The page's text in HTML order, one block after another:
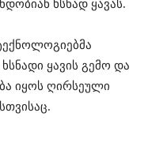
ხსნად ყავას.
ყავის გემო და
იყოს ღირსეული